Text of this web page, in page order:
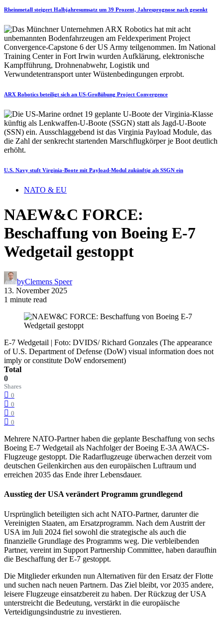
Rheinmetall steigert Halbjahresumsatz um 39 Prozent, Jahresprognose nach gesenkt
ARX Robotics beteiligt sich an US-Großübung Project Convergence
U.S. Navy stuft Virginia-Boote mit Payload-Modul zukünftig als SSGN ein
NATO & EU
NAEW&C FORCE:
Beschaffung von Boeing E-7
Wedgetail gestoppt
byClemens Speer
13. November 2025
1 minute read
E-7 Wedgetail | Foto: DVIDS/ Richard Gonzales (The appearance
of U.S. Department of Defense (DoW) visual information does not
imply or constitute DoW endorsement)
Total
0
Shares
0
0
0
0
Mehrere NATO-Partner haben die geplante Beschaffung von sechs
Boeing E-7 Wedgetail als Nachfolger der Boeing E-3A AWACS-
Flugzeuge gestoppt. Die Radarflugzeuge überwachen derzeit vom
deutschen Geilenkirchen aus den europäischen Luftraum und
erreichen 2035 das Ende ihrer Lebensdauer.
Ausstieg der USA verändert Programm grundlegend
Ursprünglich beteiligten sich acht NATO-Partner, darunter die
Vereinigten Staaten, am Ersatzprogramm. Nach dem Austritt der
USA im Juli 2024 fiel sowohl die strategische als auch die
finanzielle Grundlage des Programms weg. Die verbleibenden
Partner, vereint im Support Partnership Committee, haben daraufhin
die Beschaffung der E-7 gestoppt.
Die Mitglieder erkunden nun Alternativen für den Ersatz der Flotte
und suchen nach neuen Partnern. Das Ziel bleibt, vor 2035 andere,
leisere Flugzeuge einsatzbereit zu haben. Der Rückzug der USA
unterstreicht die Bedeutung, verstärkt in die europäische
Verteidigungsindustrie zu investieren.